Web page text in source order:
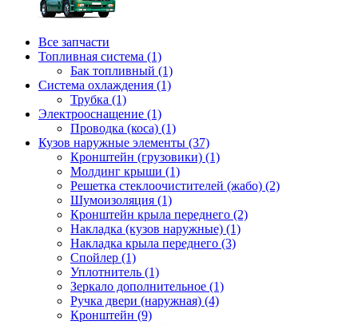
Все запчасти
Топливная система (1)
Бак топливный (1)
Система охлаждения (1)
Трубка (1)
Электрооснащение (1)
Проводка (коса) (1)
Кузов наружные элементы (37)
Кронштейн (грузовики) (1)
Молдинг крыши (1)
Решетка стеклоочистителей (жабо) (2)
Шумоизоляция (1)
Кронштейн крыла переднего (2)
Накладка (кузов наружные) (1)
Накладка крыла переднего (3)
Спойлер (1)
Уплотнитель (1)
Зеркало дополнительное (1)
Ручка двери (наружная) (4)
Кронштейн (9)